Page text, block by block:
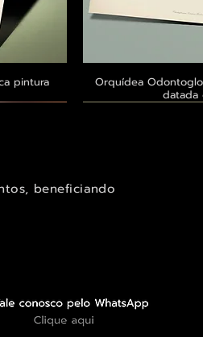
pintura
Orquídea
datada
beneficiando